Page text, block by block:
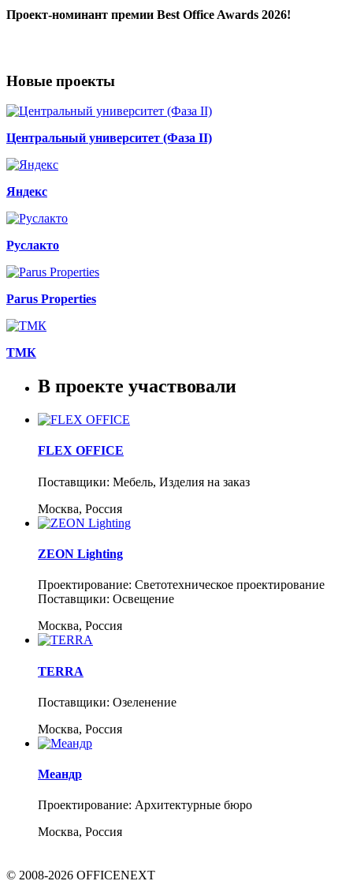
Проект-номинант премии Best Office Awards 2026!
Новые проекты
Центральный университет (Фаза II)
Яндекс
Руслакто
Parus Properties
ТМК
В проекте участвовали
FLEX OFFICE
Поставщики: Мебель, Изделия на заказ
Москва, Россия
ZEON Lighting
Проектирование: Светотехническое проектирование
Поставщики: Освещение
Москва, Россия
TERRA
Поставщики: Озеленение
Москва, Россия
Меандр
Проектирование: Архитектурные бюро
Москва, Россия
© 2008-2026 OFFICENEXT